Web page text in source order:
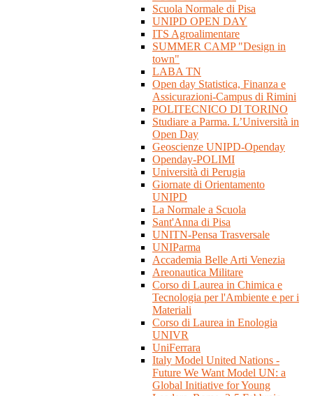
Scuola Normale di Pisa
UNIPD OPEN DAY
ITS Agroalimentare
SUMMER CAMP "Design in
town"
LABA TN
Open day Statistica, Finanza e
Assicurazioni-Campus di Rimini
POLITECNICO DI TORINO
Studiare a Parma. L’Università in
Open Day
Geoscienze UNIPD-Openday
Openday-POLIMI
Università di Perugia
Giornate di Orientamento
UNIPD
La Normale a Scuola
Sant'Anna di Pisa
UNITN-Pensa Trasversale
UNIParma
Accademia Belle Arti Venezia
Areonautica Militare
Corso di Laurea in Chimica e
Tecnologia per l'Ambiente e per i
Materiali
Corso di Laurea in Enologia
UNIVR
UniFerrara
Italy Model United Nations -
Future We Want Model UN: a
Global Initiative for Young